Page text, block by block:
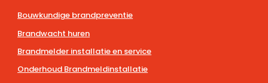
Bouwkundige brandpreventie
Brandwacht huren
Brandmelder installatie en service
Onderhoud Brandmeldinstallatie